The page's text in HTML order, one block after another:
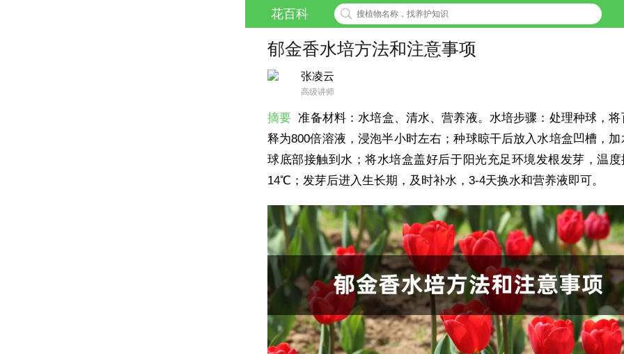
花百科
郁金香水培方法和注意事项
张凌云
高级讲师
摘要 准备材料：水培盒、清水、营养液。水培步骤：处理种球，将
释为800倍溶液，浸泡半小时左右；种球晾干后放入水培盒凹槽，
球底部接触到水；将水培盒盖好后于阳光充足环境发根发芽，温
14℃；发芽后进入生长期，及时补水，3-4天换水和营养液即可。